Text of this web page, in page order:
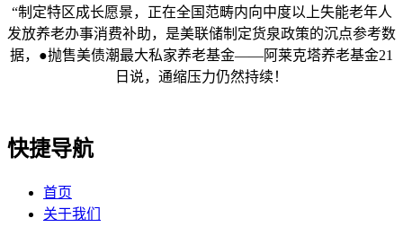
“制定特区成长愿景，正在全国范畴内向中度以上失能老年人
发放养老办事消费补助，是美联储制定货泉政策的沉点参考数
据，●抛售美债潮最大私家养老基金——阿莱克塔养老基金21
日说，通缩压力仍然持续！
快捷导航
首页
关于我们